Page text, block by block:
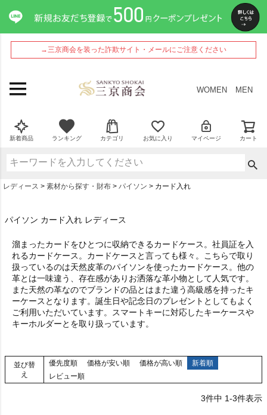
→三京商会を装った詐欺サイト・メールにご注意ください
WOMEN MEN
新着商品 ランキング カテゴリ お気に入り マイページ カート
レディース 素材から探す・財布 パイソン カード入れ
パイソン カード入れ レディース
溜まったカードをひとつに収納できるカードケース。社員証を入
れるカードケース。カードケースと言っても様々。こちらで取り
扱っているのは天然皮革のパイソンを使ったカードケース。他の
革とは一味違う、存在感がありお洒落な革小物として人気です。
また天然の革なのでブランドの品とはまた違う高級感を持ったキ
ーケースとなります。誕生日や記念日のプレゼントとしてもよく
ご利用いただいています。スマートキーに対応したキーケースや
キーホルダーとを取り扱っています。
並び替
え
優先度順 価格が安い順 価格が高い順
新着順
レビュー順
3件中 1-3件表示